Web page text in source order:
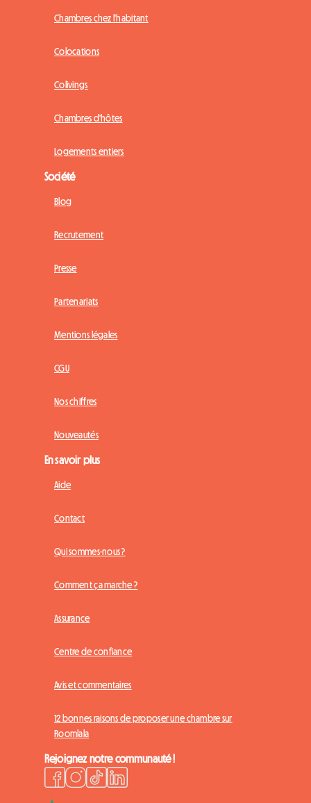
Chambres chez l'habitant
Colocations
Colivings
Chambres d'hôtes
Logements entiers
Société
Blog
Recrutement
Presse
Partenariats
Mentions légales
CGU
Nos chiffres
Nouveautés
En savoir plus
Aide
Contact
Qui sommes-nous ?
Comment ça marche ?
Assurance
Centre de confiance
Avis et commentaires
12 bonnes raisons de proposer une chambre sur
Roomlala
Rejoignez notre communauté !